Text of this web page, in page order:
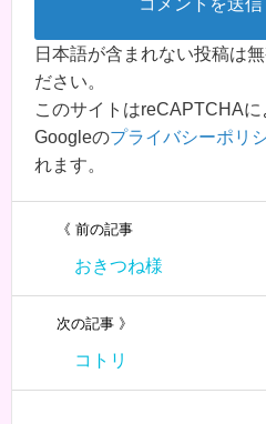
日本語が含まれない投稿は
ださい。
このサイトはreCAPTCHAに
Googleのプライバシーポリ
れます。
《 前の記事
おきつね様
次の記事 》
コトリ